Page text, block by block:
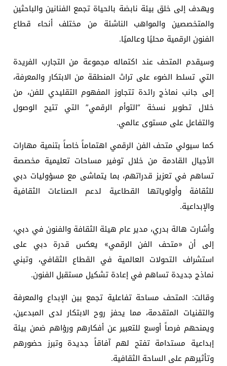
ويهدف إلى خلق بيئة نابضة بالحياة تجمع الفنانين والباحثين
والمتخصصين والمواهب الناشئة من مختلف أنحاء قطاع
الفنون الرقمية محليًا وعالميًا.
وسيقدم المتحف عند اكتماله مجموعة من التجارب الفريدة
التي تسلط الضوء على تراث المنطقة من الابتكار والمعرفة،
إلى جانب نماذج رائدة تتجاوز المفهوم التقليدي للفن، من
خلال تطوير نسخة “التوأم الرقمي” التي تتيح الوصول
والتفاعل على مستوى عالمي.
كما سيولي متحف الفن الرقمي اهتماماً خاصاً بتنمية مهارات
الأجيال القادمة من خلال توفير مساحات تعليمية مخصصة
تساهم في تعزيز قدراتهم، بما يتماشى مع مسؤوليات دبي
للثقافة وأولوياتها القطاعية لدعم الصناعات الثقافية
والإبداعية.
وأشارت هالة بدري، مدير عام هيئة الثقافة والفنون في دبي،
إلى أن «متحف الفن الرقمي» يعكس قدرة دبي على
استشراف التحولات العالمية في القطاع الثقافي، وتبني
نماذج جديدة تساهم في إعادة تشكيل مستقبل الفنون.
وقالت: المتحف مساحة تفاعلية تجمع بين الإبداع والمعرفة
والتقنيات المتقدمة، مما يحفز روح الابتكار لدى المبدعين،
ويمنحهم فرصاً أوسع للتعبير عن أفكارهم ورؤاهم ضمن بيئة
إبداعية مستدامة تفتح لهم آفاقاً جديدة وتبرز حضورهم
وتأثيرهم على الساحة الثقافية.